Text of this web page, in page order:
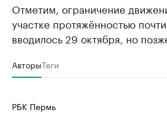
Отметим, ограничение
участке протяжённостью
вводилось 29 октября, но
АвторыТеги
РБК Пермь